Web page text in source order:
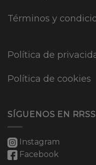
Términos y
Política de
Política de cookies
SÍGUENOS EN RRSS
Instagram
Facebook